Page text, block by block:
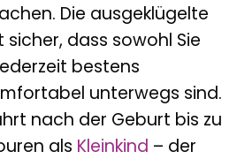
Die ausgeklügelte
dass sowohl Sie
bestens
unterwegs sind.
nach der Geburt bis zu
als Kleinkind – der